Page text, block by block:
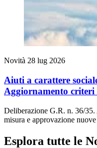
Novità 28 lug 2026
Aiuti a carattere
Aggiornamento criteri
Deliberazione G.R. n. 36/
misura e approvazione
Esplora tutte le